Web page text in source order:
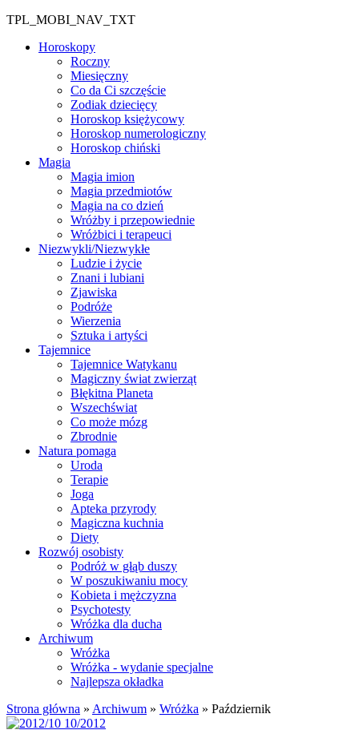
TPL_MOBI_NAV_TXT
Horoskopy
Roczny
Miesięczny
Co da Ci szczęście
Zodiak dziecięcy
Horoskop księżycowy
Horoskop numerologiczny
Horoskop chiński
Magia
Magia imion
Magia przedmiotów
Magia na co dzień
Wróżby i przepowiednie
Wróżbici i terapeuci
Niezwykli/Niezwykłe
Ludzie i życie
Znani i lubiani
Zjawiska
Podróże
Wierzenia
Sztuka i artyści
Tajemnice
Tajemnice Watykanu
Magiczny świat zwierząt
Błękitna Planeta
Wszechświat
Co może mózg
Zbrodnie
Natura pomaga
Uroda
Terapie
Joga
Apteka przyrody
Magiczna kuchnia
Diety
Rozwój osobisty
Podróż w głąb duszy
W poszukiwaniu mocy
Kobieta i mężczyzna
Psychotesty
Wróżka dla ducha
Archiwum
Wróżka
Wróżka - wydanie specjalne
Najlepsza okładka
Strona główna » Archiwum » Wróżka » Październik